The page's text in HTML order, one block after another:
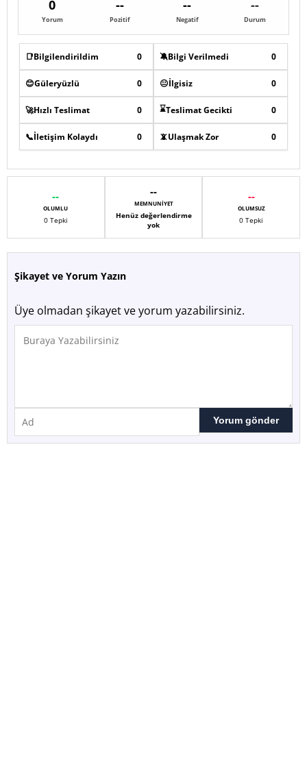
0
Yorum
--
Pozitif
--
Negatif
--
Durum
📑Bilgilendirildim 0 🔕Bilgi Verilmedi 0
😊Güleryüzlü 0 😐İlgisiz 0
🚀Hızlı Teslimat 0 ⌛Teslimat Gecikti 0
📞İletişim Kolaydı 0 📵Ulaşmak Zor 0
--
OLUMLU
0 Tepki
--
MEMNUNIYET
Henüz değerlendirme
yok
--
OLUMSUZ
0 Tepki
Şikayet ve Yorum Yazın
Üye olmadan şikayet ve yorum yazabilirsiniz.